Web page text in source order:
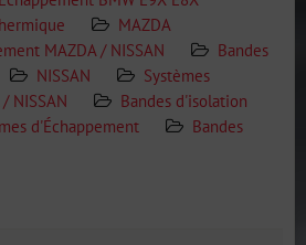
MAZDA
MAZDA / NISSAN
Bandes
NISSAN
Systèmes
NISSAN
Bandes d'isolation
d'Échappement
Bandes